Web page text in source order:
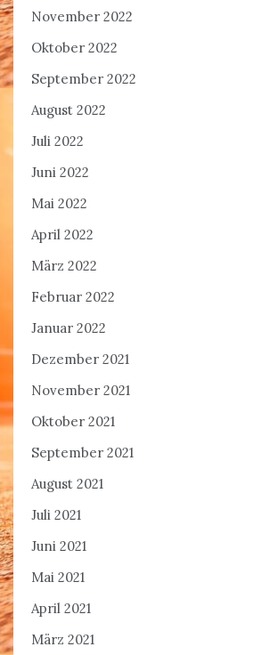
November 2022
Oktober 2022
September 2022
August 2022
Juli 2022
Juni 2022
Mai 2022
April 2022
März 2022
Februar 2022
Januar 2022
Dezember 2021
November 2021
Oktober 2021
September 2021
August 2021
Juli 2021
Juni 2021
Mai 2021
April 2021
März 2021